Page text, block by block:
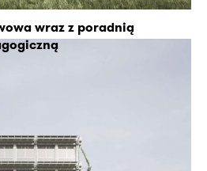
wraz z poradnią